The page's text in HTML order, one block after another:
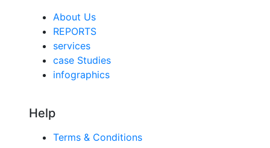
About Us
REPORTS
services
case Studies
infographics
Help
Terms & Conditions